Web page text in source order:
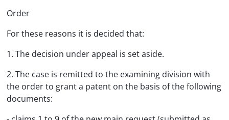
Order
For these reasons it is decided that:
1. The decision under appeal is set aside.
2. The case is remitted to the examining division with
the order to grant a patent on the basis of the following
documents: